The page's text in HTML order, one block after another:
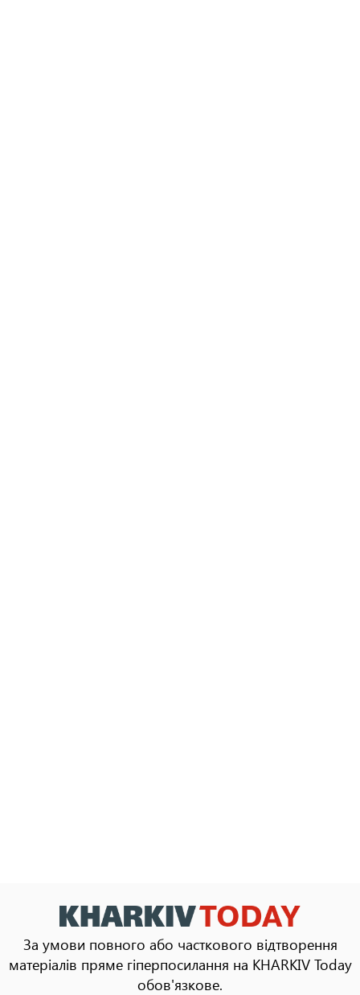
За умови повного або часткового відтворення
матеріалів пряме гіперпосилання на KHARKIV Today
обов'язкове.